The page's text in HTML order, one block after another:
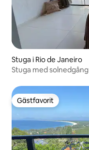
Stuga i Rio de Janeiro
Stuga med solnedgång
Gästfavorit
Gästfavorit